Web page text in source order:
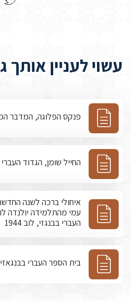
עשוי לעניין אותך
פנקס הפלוגה, המדבר המערבי
החייל שומן, הגדוד
איחולי ברכה לשנה
עמי מהתלמידה יולנדה
העברי בבנגזי, לוב 1944
בית הספר העברי בבנגאזי,